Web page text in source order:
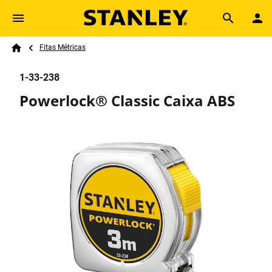
Skip to main content
Search
Breadcrumb
Fitas Métricas
1-33-238
Powerlock® Classic Caixa ABS